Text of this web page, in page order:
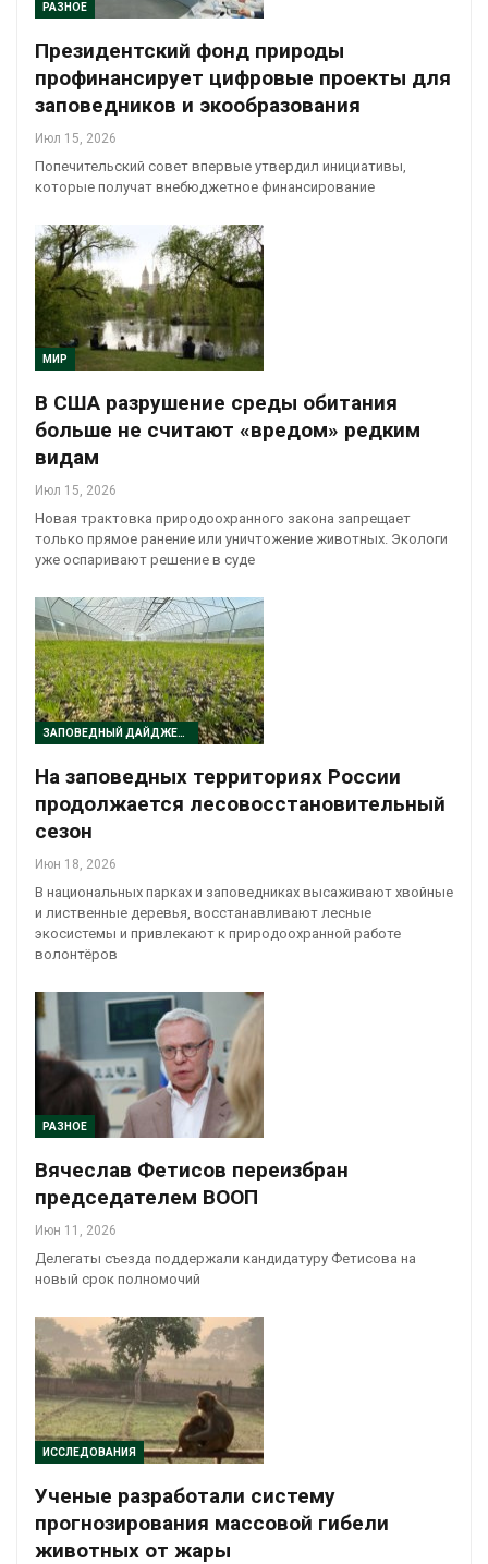
РАЗНОЕ
Президентский фонд природы
профинансирует цифровые проекты для
заповедников и экообразования
Июл 15, 2026
Попечительский совет впервые утвердил инициативы,
которые получат внебюджетное финансирование
МИР
В США разрушение среды обитания
больше не считают «вредом» редким
видам
Июл 15, 2026
Новая трактовка природоохранного закона запрещает
только прямое ранение или уничтожение животных. Экологи
уже оспаривают решение в суде
ЗАПОВЕДНЫЙ ДАЙДЖЕСТ
На заповедных территориях России
продолжается лесовосстановительный
сезон
Июн 18, 2026
В национальных парках и заповедниках высаживают хвойные
и лиственные деревья, восстанавливают лесные
экосистемы и привлекают к природоохранной работе
волонтёров
РАЗНОЕ
Вячеслав Фетисов переизбран
председателем ВООП
Июн 11, 2026
Делегаты съезда поддержали кандидатуру Фетисова на
новый срок полномочий
ИССЛЕДОВАНИЯ
Ученые разработали систему
прогнозирования массовой гибели
животных от жары